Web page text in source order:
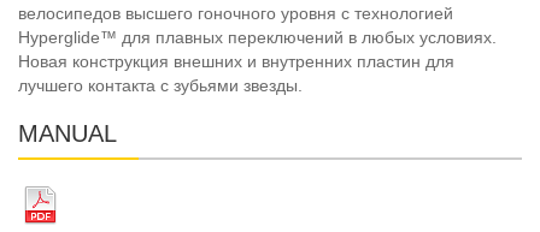
велосипедов высшего гоночного уровня с технологией
Hyperglide™ для плавных переключений в любых условиях.
Новая конструкция внешних и внутренних пластин для
лучшего контакта с зубьями звезды.
MANUAL